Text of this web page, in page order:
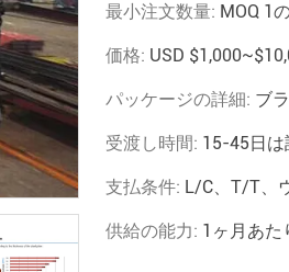
最小注文数量: MOQ 1
価格: USD
パッケージの詳細: ブ
受渡し時間: 15-45日は
支払条件: L/C、T/T、
供給の能力: 1ヶ月あた